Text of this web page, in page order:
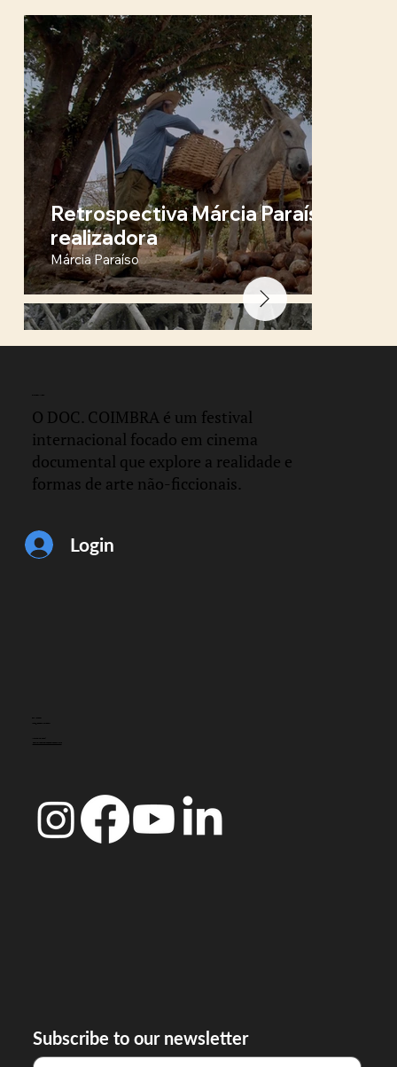
Retrospectiva Márcia Paraíso +
realizadora
Márcia Paraíso
Filipa César e Marino de Pina
O DOC. COIMBRA é um festival
internacional focado em cinema
documental que explore a realidade e
formas de arte não-ficcionais.
Login
Subscribe to our newsletter